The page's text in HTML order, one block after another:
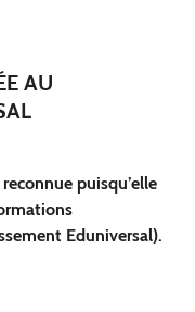
AU
puisqu’elle
Eduniversal).